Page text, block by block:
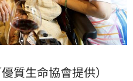
質生命協會提供）